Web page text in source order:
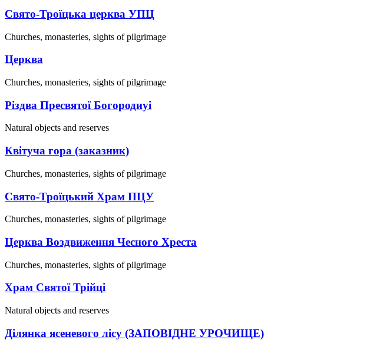
Свято-Троїцька церква УПЦ
Churches, monasteries, sights of pilgrimage
Церква
Churches, monasteries, sights of pilgrimage
Різдва Пресвятої Богородиуі
Natural objects and reserves
Квітуча гора (заказник)
Churches, monasteries, sights of pilgrimage
Свято-Троїцький Храм ПЦУ
Churches, monasteries, sights of pilgrimage
Церква Воздвиження Чесного Хреста
Churches, monasteries, sights of pilgrimage
Храм Святої Трійці
Natural objects and reserves
Ділянка ясеневого лісу (ЗАПОВІДНЕ УРОЧИЩЕ)